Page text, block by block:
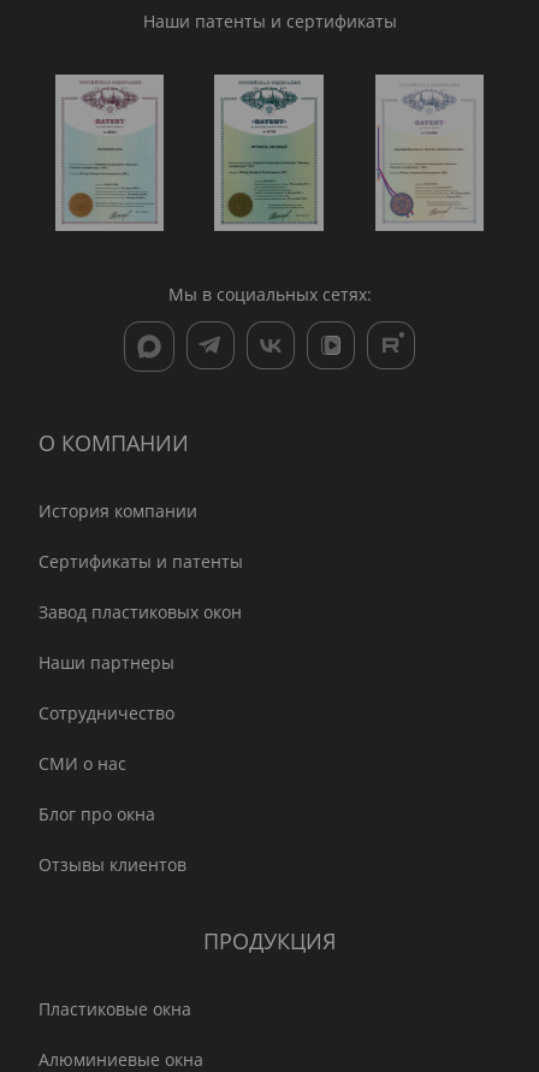
Наши патенты и сертификаты
Мы в социальных сетях:
О КОМПАНИИ
История компании
Сертификаты и патенты
Завод пластиковых окон
Наши партнеры
Сотрудничество
СМИ о нас
Блог про окна
Отзывы клиентов
ПРОДУКЦИЯ
Пластиковые окна
Алюминиевые окна